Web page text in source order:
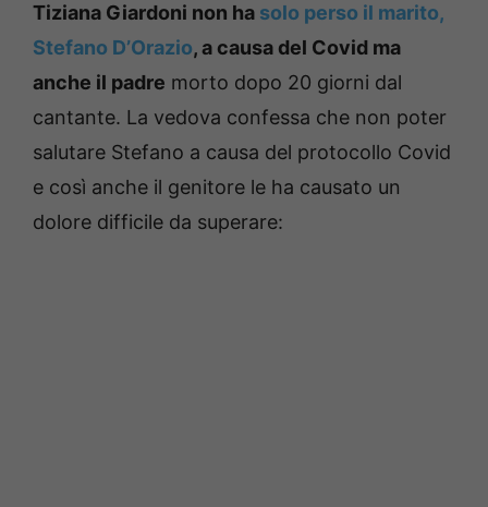
Tiziana Giardoni non ha solo perso il marito,
Stefano D’Orazio, a causa del Covid ma
anche il padre morto dopo 20 giorni dal
cantante. La vedova confessa che non poter
salutare Stefano a causa del protocollo Covid
e così anche il genitore le ha causato un
dolore difficile da superare: